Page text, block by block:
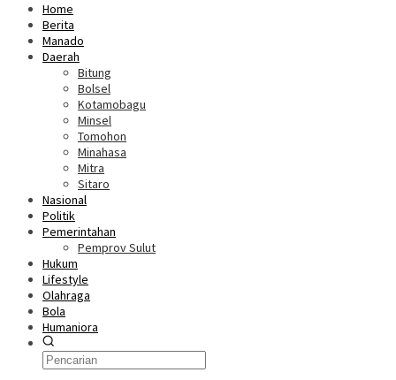
Home
Berita
Manado
Daerah
Bitung
Bolsel
Kotamobagu
Minsel
Tomohon
Minahasa
Mitra
Sitaro
Nasional
Politik
Pemerintahan
Pemprov Sulut
Hukum
Lifestyle
Olahraga
Bola
Humaniora